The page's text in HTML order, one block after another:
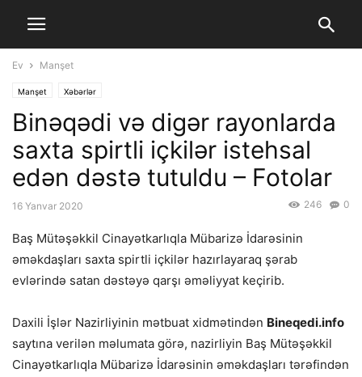
Ev Manşet
Manşet Xəbərlər
Binəqədi və digər rayonlarda
saxta spirtli içkilər istehsal
edən dəstə tutuldu – Fotolar
16 Yanvar 2020 0
246
Baş Mütəşəkkil Cinayətkarlıqla Mübarizə İdarəsinin
əməkdaşları saxta spirtli içkilər hazırlayaraq şərab
evlərində satan dəstəyə qarşı əməliyyat keçirib.
Daxili İşlər Nazirliyinin mətbuat xidmətindən Bineqedi.info
saytına verilən məlumata görə, nazirliyin Baş Mütəşəkkil
Cinayətkarlıqla Mübarizə İdarəsinin əməkdaşları tərəfindən